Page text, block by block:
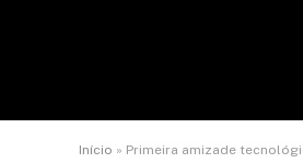
Início » Primeira amizade